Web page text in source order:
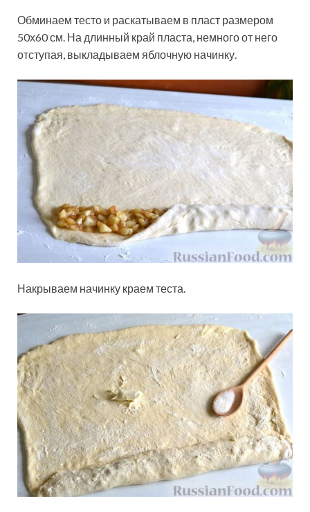
Обминаем тесто и раскатываем в пласт размером
50х60 см. На длинный край пласта, немного от него
отступая, выкладываем яблочную начинку.
Накрываем начинку краем теста.